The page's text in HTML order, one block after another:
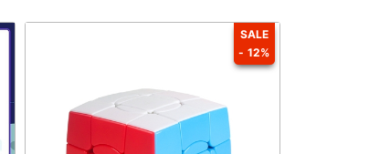
SALE
- 12%